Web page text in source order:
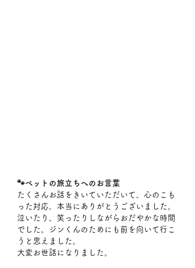
🐾ペットの旅立ちへのお言葉
たくさんお話をきいていただいて、心のこも
った対応、本当にありがとうございました。
泣いたり、笑ったりしながらおだやかな時間
でした。ジンくんのためにも前を向いて行こ
うと思えました。
大変お世話になりました。